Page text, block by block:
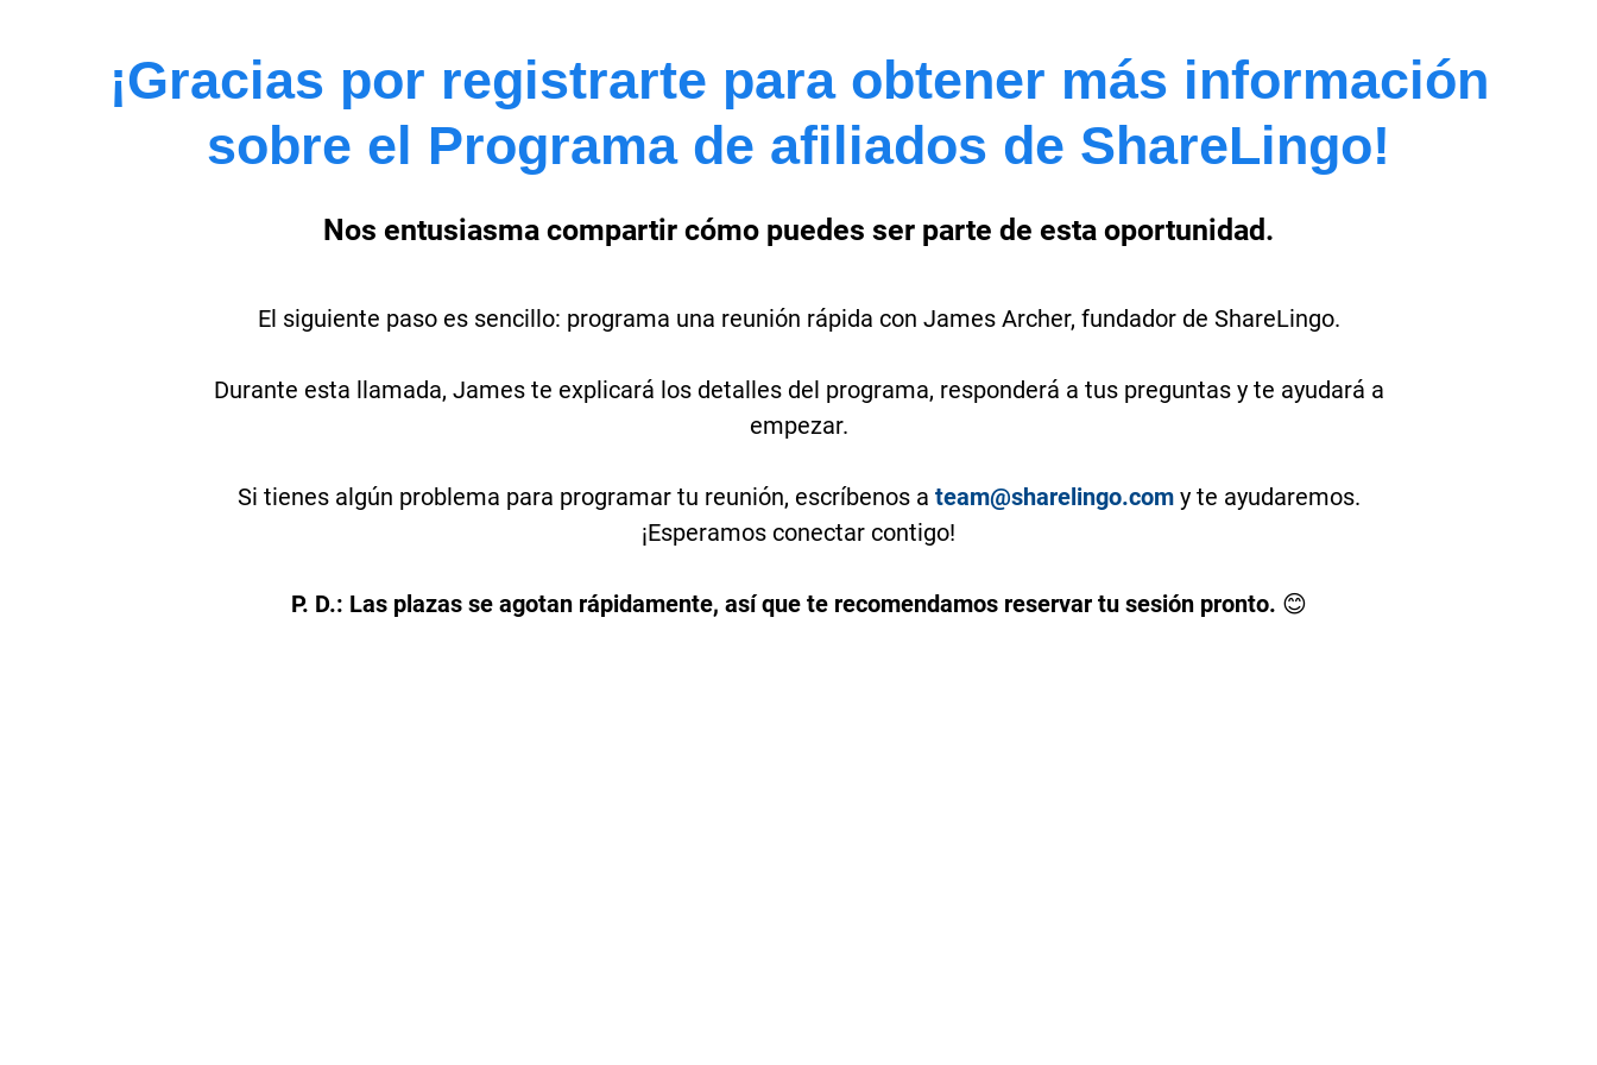
¡Gracias por registrarte para obtener más información
sobre el Programa de afiliados de ShareLingo!
Nos entusiasma compartir cómo puedes ser parte de esta oportunidad.
El siguiente paso es sencillo: programa una reunión rápida con James Archer, fundador de ShareLingo.
Durante esta llamada, James te explicará los detalles del programa, responderá a tus preguntas y te ayudará a
empezar.
Si tienes algún problema para programar tu reunión, escríbenos a team@sharelingo.comy te ayudaremos.
¡Esperamos conectar contigo!
P. D.: Las plazas se agotan rápidamente, así que te recomendamos reservar tu sesión pronto. 😊